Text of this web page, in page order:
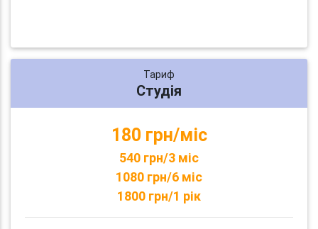
Тариф
Студія
180 грн/міс
540 грн/3 міс
1080 грн/6 міс
1800 грн/1 рік